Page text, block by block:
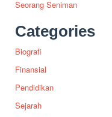
Seorang Seniman
Categories
Biografi
Finansial
Pendidikan
Sejarah